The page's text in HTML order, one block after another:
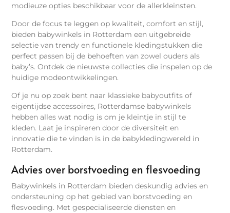
modieuze opties beschikbaar voor de allerkleinsten.
Door de focus te leggen op kwaliteit, comfort en stijl,
bieden babywinkels in Rotterdam een uitgebreide
selectie van trendy en functionele kledingstukken die
perfect passen bij de behoeften van zowel ouders als
baby’s. Ontdek de nieuwste collecties die inspelen op de
huidige modeontwikkelingen.
Of je nu op zoek bent naar klassieke babyoutfits of
eigentijdse accessoires, Rotterdamse babywinkels
hebben alles wat nodig is om je kleintje in stijl te
kleden. Laat je inspireren door de diversiteit en
innovatie die te vinden is in de babykledingwereld in
Rotterdam.
Advies over borstvoeding en flesvoeding
Babywinkels in Rotterdam bieden deskundig advies en
ondersteuning op het gebied van borstvoeding en
flesvoeding. Met gespecialiseerde diensten en